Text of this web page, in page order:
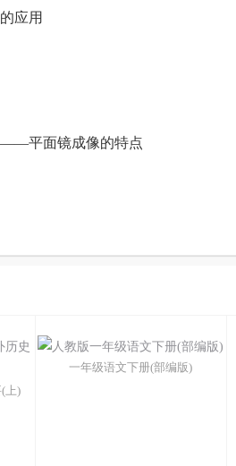
应用
——平面镜成像的特点
上)
一年级语文下册(部编版)